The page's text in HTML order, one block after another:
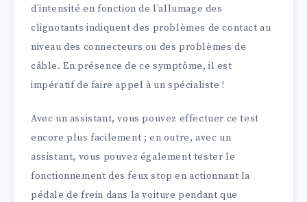
d’intensité en fonction de l’allumage des
clignotants indiquent des problèmes de contact au
niveau des connecteurs ou des problèmes de
câble. En présence de ce symptôme, il est
impératif de faire appel à un spécialiste !
Avec un assistant, vous pouvez effectuer ce test
encore plus facilement ; en outre, avec un
assistant, vous pouvez également tester le
fonctionnement des feux stop en actionnant la
pédale de frein dans la voiture pendant que